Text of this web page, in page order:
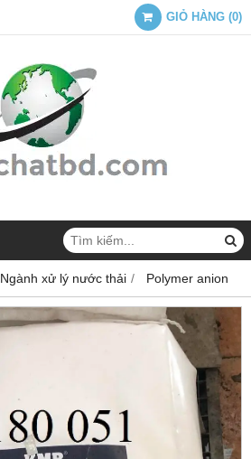
GIỎ HÀNG (0)
Ngành xử lý nước thải Polymer anion